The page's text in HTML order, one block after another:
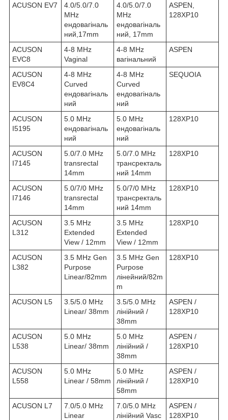
ACUSON EV7
4.0/5.0/7.0
MHz
ендовагіналь
ний,17mm
4.0/5.0/7.0
MHz
ендовагіналь
ний, 17mm
ASPEN,
128XP10
ACUSON
EVC8
4-8 MHz
Vaginal
4-8 MHz
вагінальний
ASPEN
ACUSON
EV8C4
4-8 MHz
Curved
ендовагіналь
ний
4-8 MHz
Curved
ендовагіналь
ний
SEQUOIA
ACUSON
I5195
5.0 MHz
ендовагіналь
ний
5.0 MHz
ендовагіналь
ний
128XP10
ACUSON
I7145
5.0/7.0 MHz
transrectal
14mm
5.0/7.0 MHz
трансректаль
ний 14mm
128XP10
ACUSON
I7146
5.0/7/0 MHz
transrectal
14mm
5.0/7/0 MHz
трансректаль
ний 14mm
128XP10
ACUSON
L312
3.5 MHz
Extended
View / 12mm
3.5 MHz
Extended
View / 12mm
128XP10
ACUSON
L382
3.5 MHz Gen
Purpose
Linear/82mm
3.5 MHz Gen
Purpose
лінейний/82m
m
128XP10
ACUSON L5
3.5/5.0 MHz
Linear/ 38mm
3.5/5.0 MHz
лінійний /
38mm
ASPEN /
128XP10
ACUSON
L538
5.0 MHz
Linear/ 38mm
5.0 MHz
лінійний /
38mm
ASPEN /
128XP10
ACUSON
L558
5.0 MHz
Linear / 58mm
5.0 MHz
лінійний /
58mm
ASPEN /
128XP10
ACUSON L7
7.0/5.0 MHz
Linear
7.0/5.0 MHz
лінійний Vasc
ASPEN /
128XP10